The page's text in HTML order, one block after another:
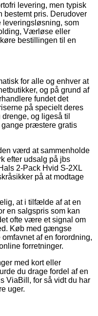
levering, men typisk
bestemt pris. Derudover
leveringsløsning, som
Værløse eller
bestillingen til en
for alle og enhver at
og på grund af
fundet det
på specielt deres
og ligeså til
præstere gratis
værd at sammenholde
efter udsalg på jbs
2-Pack Hvid S-2XL
på at modtage
at i tilfælde af at en
en salgspris som kan
ofte være et signal om
Køb med gængse
af en forordning,
forretninger.
med kort eller
du drage fordel af en
ViaBill, for så vidt du har
uger.